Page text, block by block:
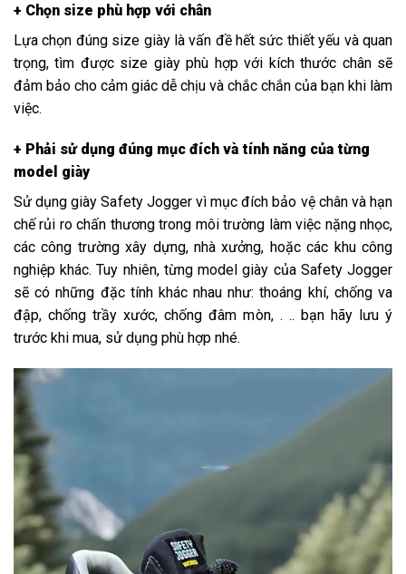
+ Chọn size phù hợp với chân
Lựa chọn đúng size giày là vấn đề hết sức thiết yếu và quan
trọng, tìm được size giày phù hợp với kích thước chân sẽ
đảm bảo cho cảm giác dễ chịu và chắc chắn của bạn khi làm
việc.
+ Phải sử dụng đúng mục đích và tính năng của từng
model giày
Sử dụng giày Safety Jogger vì mục đích bảo vệ chân và hạn
chế rủi ro chấn thương trong môi trường làm việc nặng nhọc,
các công trường xây dựng, nhà xưởng, hoặc các khu công
nghiệp khác. Tuy nhiên, từng model giày của Safety Jogger
sẽ có những đặc tính khác nhau như: thoáng khí, chống va
đập, chống trầy xước, chống đâm mòn, . .. bạn hãy lưu ý
trước khi mua, sử dụng phù hợp nhé.